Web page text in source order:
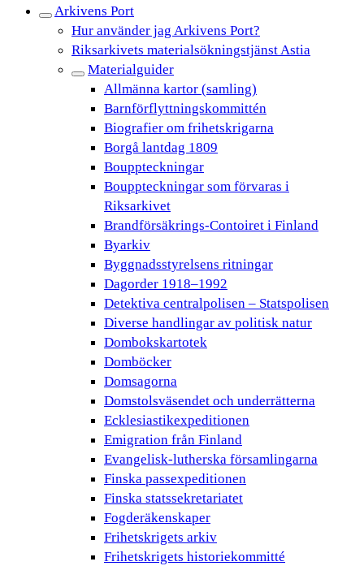
Arkivens Port
Hur använder jag Arkivens Port?
Riksarkivets materialsökningstjänst Astia
Materialguider
Allmänna kartor (samling)
Barnförflyttningskommittén
Biografier om frihetskrigarna
Borgå lantdag 1809
Bouppteckningar
Bouppteckningar som förvaras i
Riksarkivet
Brandförsäkrings-Contoiret i Finland
Byarkiv
Byggnadsstyrelsens ritningar
Dagorder 1918–1992
Detektiva centralpolisen – Statspolisen
Diverse handlingar av politisk natur
Dombokskartotek
Domböcker
Domsagorna
Domstolsväsendet och underrätterna
Ecklesiastikexpeditionen
Emigration från Finland
Evangelisk-lutherska församlingarna
Finska passexpeditionen
Finska statssekretariatet
Fogderäkenskaper
Frihetskrigets arkiv
Frihetskrigets historiekommitté